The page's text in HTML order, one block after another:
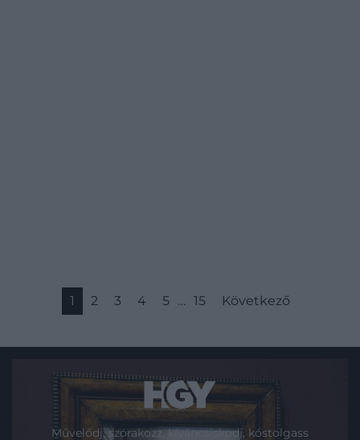
1 2 3 4 5 … 15 Következő
Művelődj, szórakozz, kíváncsiskodj, kóstolgass